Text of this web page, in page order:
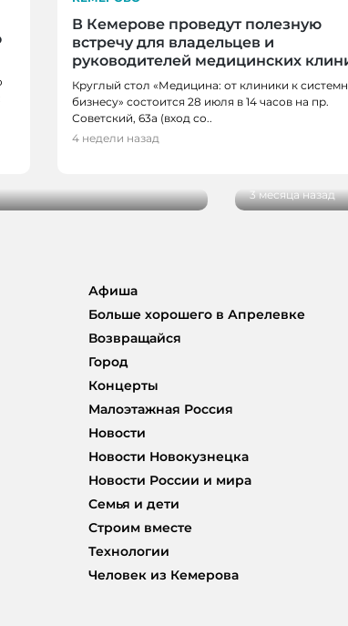
В Кемерове проведут полезную
встречу для владельцев и
руководителей медицинских
Круглый стол «Медицина: от клиники к
бизнесу» состоится 28 июля в 14 часов на пр.
Советский, 63а (вход со..
4 недели назад
КЕМЕРОВО
которые не
3 месяца назад
Афиша
Больше хорошего в Апрелевке
Возвращайся
Город
Концерты
Малоэтажная Россия
Новости
Новости Новокузнецка
Новости России и мира
Семья и дети
Строим вместе
Технологии
Человек из Кемерова